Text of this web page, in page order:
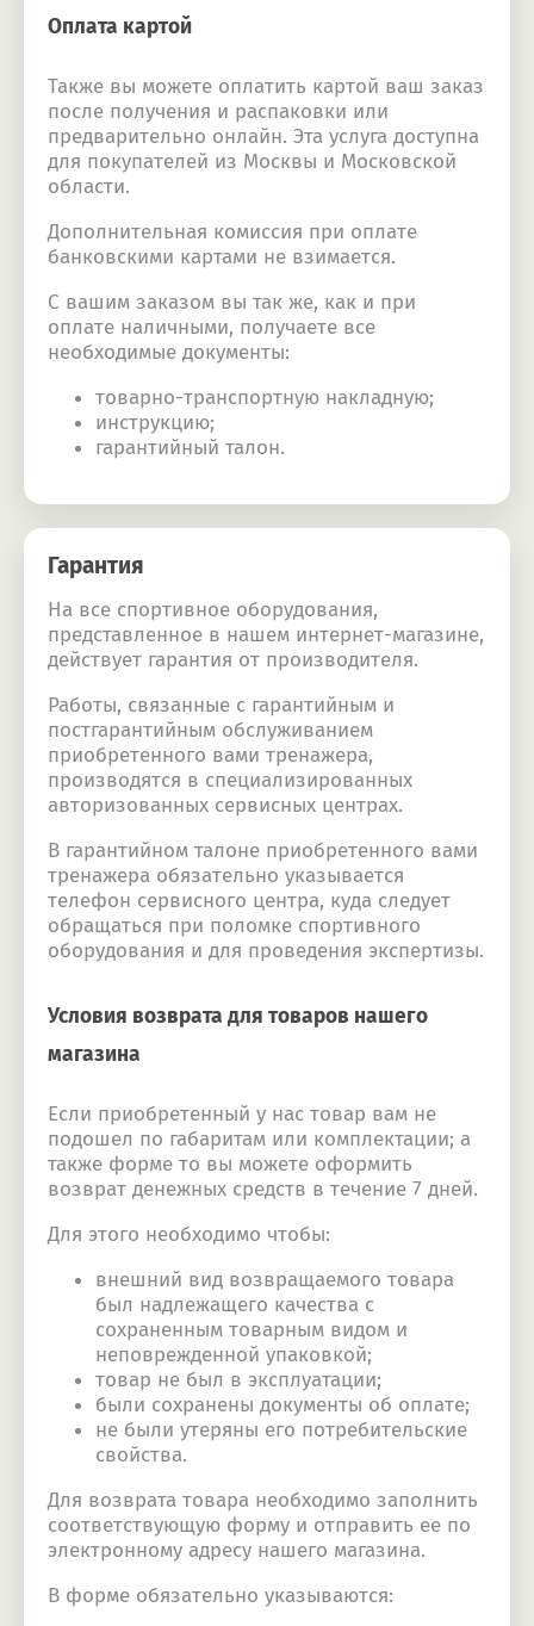
Оплата картой
Также вы можете оплатить картой ваш заказ
после получения и распаковки или
предварительно онлайн. Эта услуга доступна
для покупателей из Москвы и Московской
области.
Дополнительная комиссия при оплате
банковскими картами не взимается.
С вашим заказом вы так же, как и при
оплате наличными, получаете все
необходимые документы:
товарно-транспортную накладную;
инструкцию;
гарантийный талон.
Гарантия
На все спортивное оборудования,
представленное в нашем интернет-магазине,
действует гарантия от производителя.
Работы, связанные с гарантийным и
постгарантийным обслуживанием
приобретенного вами тренажера,
производятся в специализированных
авторизованных сервисных центрах.
В гарантийном талоне приобретенного вами
тренажера обязательно указывается
телефон сервисного центра, куда следует
обращаться при поломке спортивного
оборудования и для проведения экспертизы.
Условия возврата для товаров нашего
магазина
Если приобретенный у нас товар вам не
подошел по габаритам или комплектации; а
также форме то вы можете оформить
возврат денежных средств в течение 7 дней.
Для этого необходимо чтобы:
внешний вид возвращаемого товара
был надлежащего качества с
сохраненным товарным видом и
неповрежденной упаковкой;
товар не был в эксплуатации;
были сохранены документы об оплате;
не были утеряны его потребительские
свойства.
Для возврата товара необходимо заполнить
соответствующую форму и отправить ее по
электронному адресу нашего магазина.
В форме обязательно указываются: